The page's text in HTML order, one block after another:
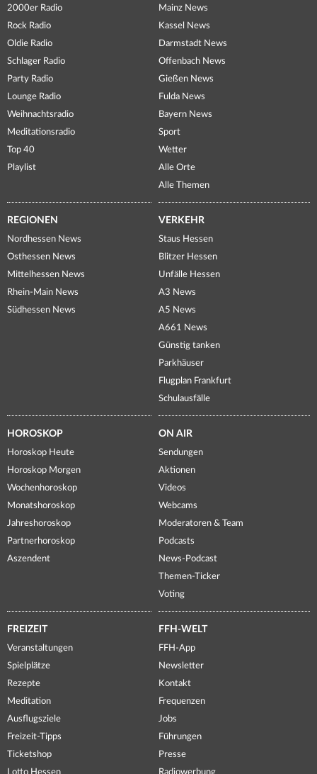
2000er Radio
Rock Radio
Oldie Radio
Schlager Radio
Party Radio
Lounge Radio
Weihnachtsradio
Meditationsradio
Top 40
Playlist
Mainz News
Kassel News
Darmstadt News
Offenbach News
Gießen News
Fulda News
Bayern News
Sport
Wetter
Alle Orte
Alle Themen
REGIONEN
Nordhessen News
Osthessen News
Mittelhessen News
Rhein-Main News
Südhessen News
VERKEHR
Staus Hessen
Blitzer Hessen
Unfälle Hessen
A3 News
A5 News
A661 News
Günstig tanken
Parkhäuser
Flugplan Frankfurt
Schulausfälle
HOROSKOP
Horoskop Heute
Horoskop Morgen
Wochenhoroskop
Monatshoroskop
Jahreshoroskop
Partnerhoroskop
Aszendent
ON AIR
Sendungen
Aktionen
Videos
Webcams
Moderatoren & Team
Podcasts
News-Podcast
Themen-Ticker
Voting
FREIZEIT
Veranstaltungen
Spielplätze
Rezepte
Meditation
Ausflugsziele
Freizeit-Tipps
Ticketshop
Lotto Hessen
FFH-WELT
FFH-App
Newsletter
Kontakt
Frequenzen
Jobs
Führungen
Presse
Radiowerbung